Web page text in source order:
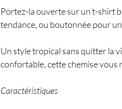
Portez-la ouverte sur un t-shirt
tendance, ou boutonnée pour
Un style tropical sans quitter la
confortable, cette chemise vous
Caractéristiques